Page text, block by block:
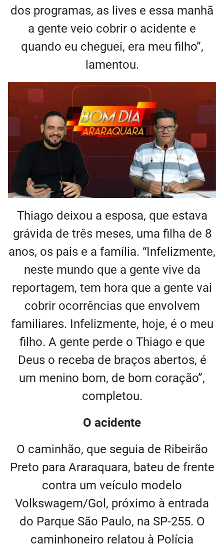
dos programas, as lives e essa manhã
a gente veio cobrir o acidente e
quando eu cheguei, era meu filho”,
lamentou.
Thiago deixou a esposa, que estava
grávida de três meses, uma filha de 8
anos, os pais e a família. “Infelizmente,
neste mundo que a gente vive da
reportagem, tem hora que a gente vai
cobrir ocorrências que envolvem
familiares. Infelizmente, hoje, é o meu
filho. A gente perde o Thiago e que
Deus o receba de braços abertos, é
um menino bom, de bom coração”,
completou.
O acidente
O caminhão, que seguia de Ribeirão
Preto para Araraquara, bateu de frente
contra um veículo modelo
Volkswagem/Gol, próximo à entrada
do Parque São Paulo, na SP-255. O
caminhoneiro relatou à Polícia